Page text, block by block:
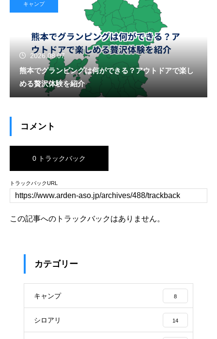
キャンプ
2026.08.07
熊本でグランピングは何ができる？アウトドアで楽し
める贅沢体験を紹介
コメント
0 トラックバック
トラックバックURL
この記事へのトラックバックはありません。
カテゴリー
キャンプ 8
シロアリ 14